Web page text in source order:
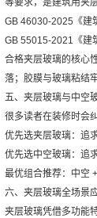
等要求，是建筑用夹
GB 46030-2025《建
GB 55015-2021《建
合格夹层玻璃的核心
落；胶膜与玻璃粘结
五、夹层玻璃与中空
很多读者在装修时会
优先选夹层玻璃：追
优先选中空玻璃：追
最优组合推荐：中空
六、夹层玻璃全场景
夹层玻璃凭借多功能